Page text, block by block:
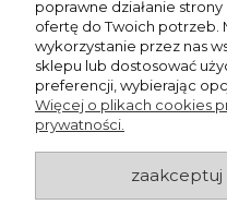
poprawne działanie
ofertę do Twoich potrzeb.
wykorzystanie przez nas
sklepu lub dostosować
preferencji, wybierając
Więcej o plikach cookies
prywatności.